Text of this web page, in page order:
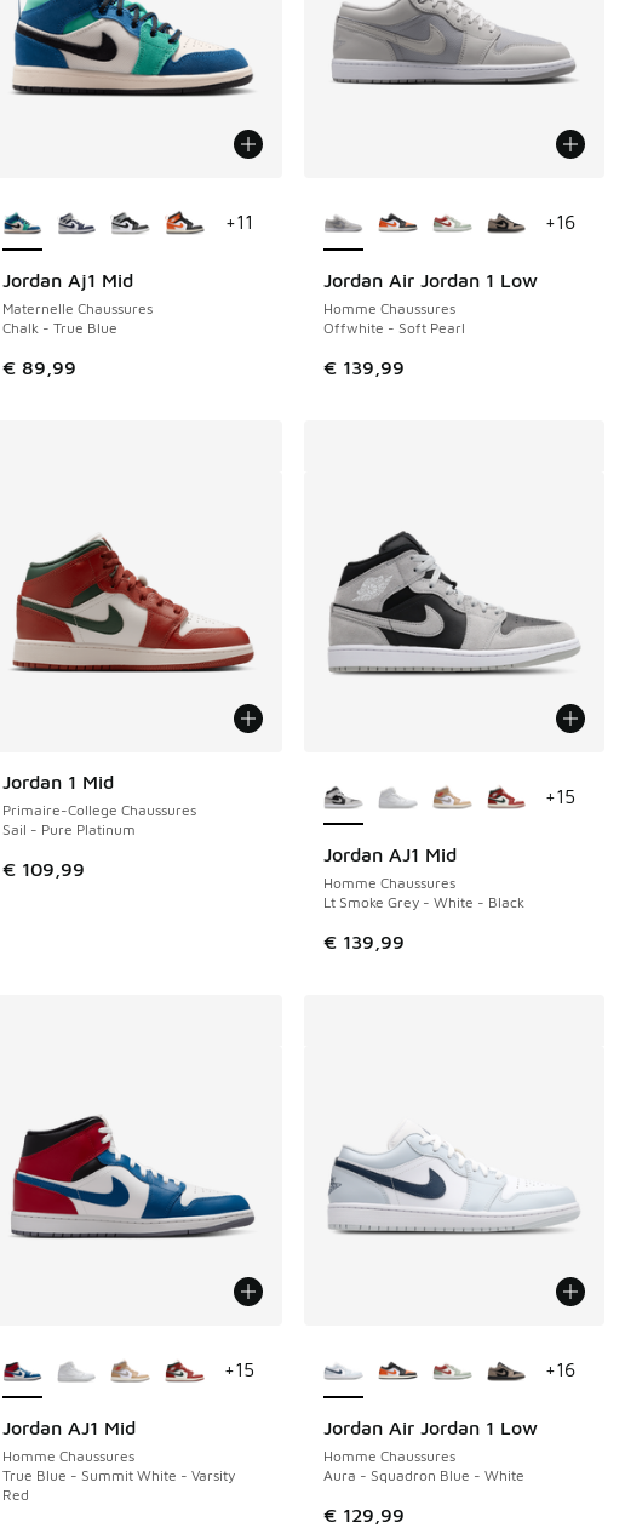
Jordan Aj1 Mid
Maternelle Chaussures
Chalk - True Blue
€ 89,99
NOUVEAU
+11
Jordan Air Jordan 1 Low
Homme Chaussures
Offwhite - Soft Pearl
€ 139,99
NOUVEAU
+16
Jordan 1 Mid
Primaire-College Chaussures
Sail - Pure Platinum
€ 109,99
Jordan AJ1 Mid
Homme Chaussures
Lt Smoke Grey - White - Black
€ 139,99
+15
de € 139,99 à € 85,00
Jordan AJ1 Mid
Homme Chaussures
True Blue - Summit White - Varsity
Red
+15
Jordan Air Jordan 1 Low
Homme Chaussures
Aura - Squadron Blue - White
€ 129,99
+16